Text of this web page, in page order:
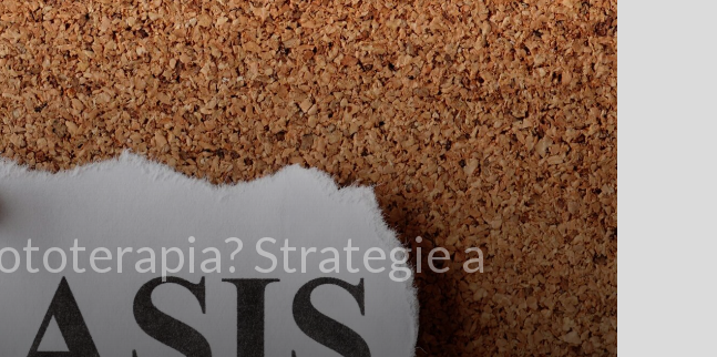
Strategie a